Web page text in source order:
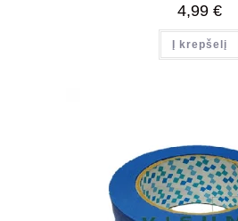
4,99 €
Į krepšelį